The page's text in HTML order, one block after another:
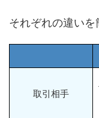
それぞれの違いを
取引相手